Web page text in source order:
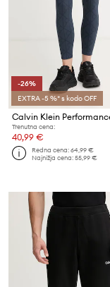
-26%
EXTRA -5 %* s kodo OFF
Trenutna cena:
40,99 €
Redna cena:64,99 €
Najnižja cena:55,99 €